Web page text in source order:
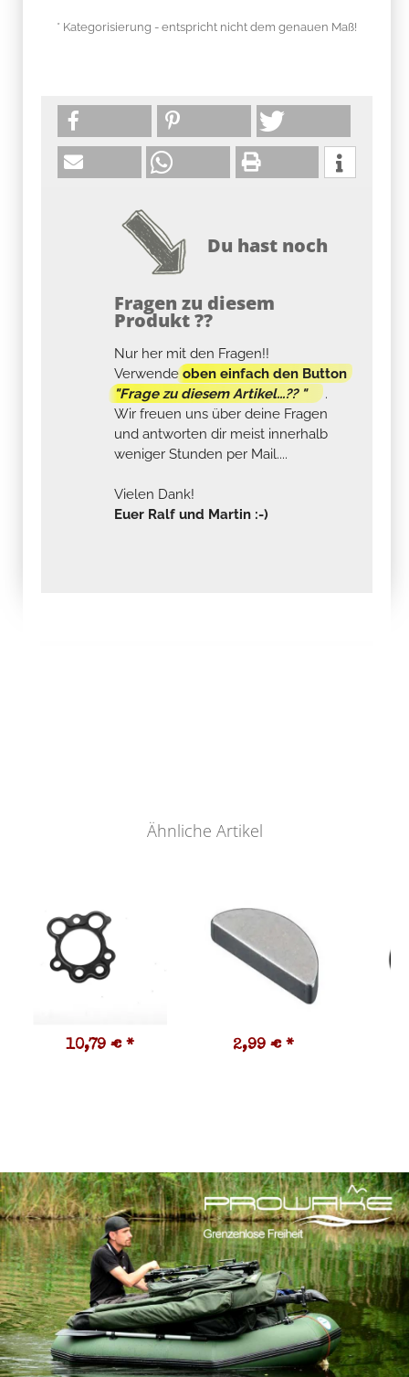
* Kategorisierung - entspricht nicht dem genauen Maß!
Du hast noch
Fragen zu diesem
Produkt ??
Nur her mit den Fragen!!
Verwendeoben einfach den Button
"Frage zu diesem Artikel...?? "
.
Wir freuen uns über deine Fragen
und antworten dir meist innerhalb
weniger Stunden per Mail....
Vielen Dank!
Euer Ralf und Martin :-)
Ähnliche Artikel
10,79 € * 2,99 € *